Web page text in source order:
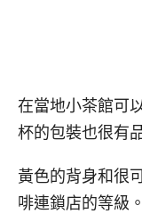
在當地小茶館可
杯的包裝也很有
黃色的背身和很
啡連鎖店的等級。